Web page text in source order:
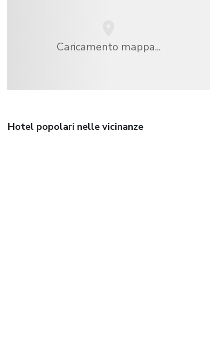
Caricamento mappa...
Hotel popolari nelle vicinanze